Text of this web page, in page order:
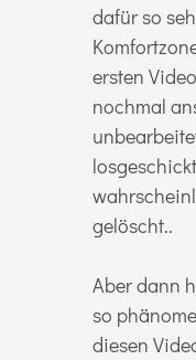
dafür so
ersten
nochmal
gelöscht..
Aber dann
so
diesen